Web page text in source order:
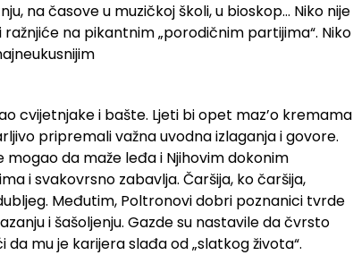
na časove u muzičkoj školi, u bioskop… Niko nije
na pikantnim „porodičnim partijima“. Niko
cvijetnjake i bašte. Ljeti bi opet maz’o kremama
pripremali važna uvodna izlaganja i govore.
da maže leđa i Njihovim dokonim
i svakovrsno zabavlja. Čaršija, ko čaršija,
Međutim, Poltronovi dobri poznanici tvrde
i šašoljenju. Gazde su nastavile da čvrsto
da mu je karijera slađa od „slatkog života“.